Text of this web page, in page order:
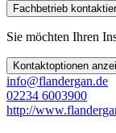
Fachbetrieb
Sie möchten Ihren
Kontaktoptionen
info@flandergan.de
02234 6003900
http://